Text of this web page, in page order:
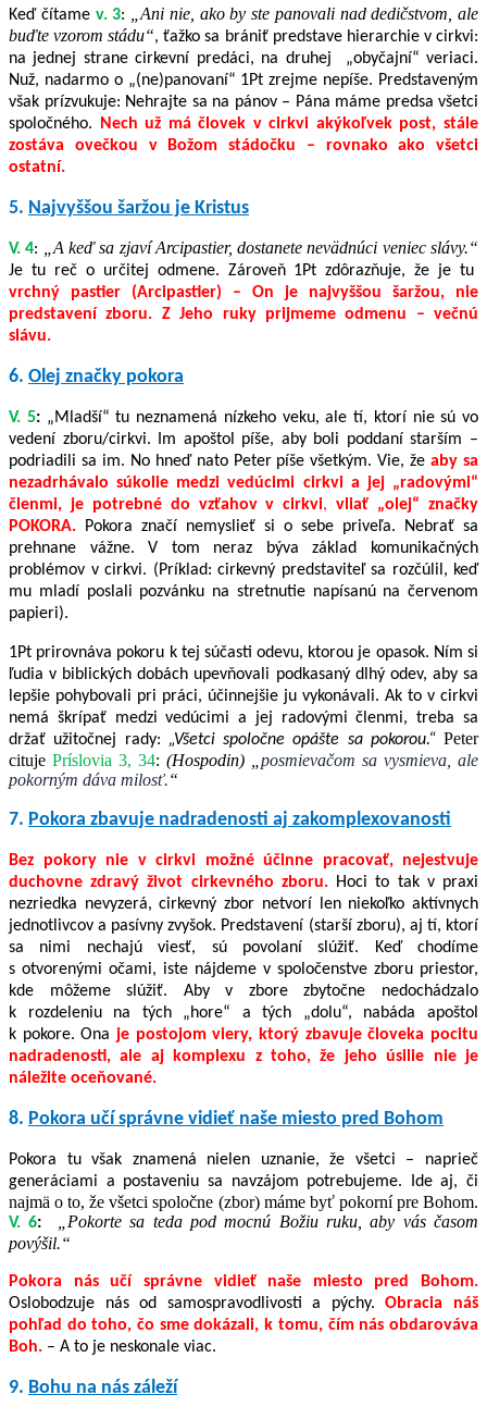
Keď čítame v. 3:
„Ani nie, ako by ste panovali nad dedičstvom, ale
buďte vzorom stádu“, ťažko sa brániť predstave hierarchie v cirkvi:
na jednej stranecirkevní predáci, na druhej „obyčajní“ veriaci.
Nuž, nadarmo o „(ne)panovaní“ 1Pt zrejme nepíše. Predstaveným
však prízvukuje: Nehrajte sa na pánov – Pána máme predsa všetci
spoločného.
Nech už má človek v cirkvi akýkoľvek post, stále
zostáva ovečkou v Božom stádočku – rovnako ako všetci
ostatní.
5. Najvyššou šaržou je Kristus
V. 4: „A keď sa zjaví Arcipastier, dostanete nevädnúci veniec slávy.“
Je tu reč o určitej odmene. Zároveň 1Pt zdôrazňuje, že je tu
vrchný pastier (Arcipastier) – On je najvyššou šaržou, nie
predstavení zboru. Z Jeho ruky prijmeme odmenu – večnú
slávu.
6. Olej značky pokora
V. 5:„Mladší“ tu neznamená nízkeho veku, ale tí, ktorí nie sú vo
vedení zboru/cirkvi. Im apoštol píše, aby boli poddaní starším –
podriadili sa im. No hneď nato Peter píše všetkým. Vie, žeaby sa
nezadrhávalo súkolie medzi vedúcimi cirkvi a jej „radovými“
členmi, je potrebné do vzťahov v cirkvi,vliať „olej“ značky
POKORA.
Pokora značí nemyslieť si o sebe priveľa. Nebrať sa
prehnane vážne. V tom neraz býva základ komunikačných
problémov v cirkvi. (Príklad: cirkevný predstaviteľ sa rozčúlil, keď
mu mladí poslali pozvánku na stretnutie napísanú na červenom
papieri).
1Pt prirovnáva pokoru k tej súčasti odevu, ktorou je opasok. Ním si
ľudia v biblických dobách upevňovali podkasaný dlhý odev, aby sa
lepšie pohybovali pri práci, účinnejšie ju vykonávali. Ak to v cirkvi
nemá škrípať medzi vedúcimi a jej radovými členmi, treba sa
držať užitočnej rady: „Všetci spoločne opášte sa pokorou.“ Peter
cituje Príslovia 3, 34: (Hospodin) „ posmievačom sa vysmieva, ale
pokorným dáva milosť.“
7. Pokora zbavuje nadradenosti aj zakomplexovanosti
Bez pokory nie v cirkvi možné účinne pracovať, nejestvuje
duchovne zdravý život cirkevného zboru. Hoci to tak v praxi
nezriedka nevyzerá, cirkevný zbor netvorí len niekoľko aktívnych
jednotlivcov a pasívny zvyšok. Predstavení (starší zboru), aj tí, ktorí
sa nimi nechajú viesť, sú povolaní slúžiť. Keď chodíme
s otvorenými očami, iste nájdeme v spoločenstve zboru priestor,
kde môžeme slúžiť. Aby v zbore zbytočne nedochádzalo
k rozdeleniu na tých „hore“ a tých „dolu“, nabáda apoštol
k pokore. Ona je postojom viery, ktorý zbavuje človeka pocitu
nadradenosti, ale aj komplexu z toho, že jeho úsilie nie je
náležite oceňované.
8. Pokora učí správne vidieť naše miesto pred Bohom
Pokora tu však znamená nielen uznanie, že všetci – naprieč
generáciami a postaveniu sa navzájom potrebujeme. Ide aj, či
najmä o to, že všetci spoločne (zbor) máme byť pokorní pre Bohom.
V. 6:
Pokorte sa teda pod mocnú Božiu ruku, aby vás časom
povýšil.“
Pokora nás učí správne vidieť naše miesto pred Bohom.
Oslobodzuje nás od samospravodlivosti a pýchy.Obracia náš
pohľad do toho, čo sme dokázali, k tomu, čím nás obdarováva
Boh. – A to je neskonale viac.
9. Bohu na nás záleží